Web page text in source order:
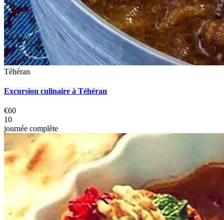
Téhéran
Excursion culinaire à Téhéran
€60
10
journée complète